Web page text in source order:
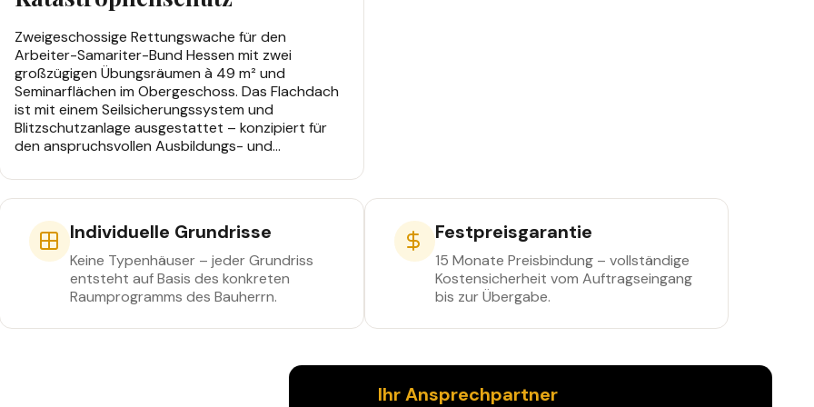
Zweigeschossige Rettungswache für den
Arbeiter-Samariter-Bund Hessen mit zwei
großzügigen Übungsräumen à 49 m² und
Seminarflächen im Obergeschoss. Das Flachdach
ist mit einem Seilsicherungssystem und
Blitzschutzanlage ausgestattet – konzipiert für
den anspruchsvollen Ausbildungs- und
Individuelle Grundrisse
Keine Typenhäuser – jeder Grundriss
entsteht auf Basis des konkreten
Raumprogramms des Bauherrn.
Festpreisgarantie
15 Monate Preisbindung – vollständige
Kostensicherheit vom Auftragseingang
bis zur Übergabe.
Ihr Ansprechpartner